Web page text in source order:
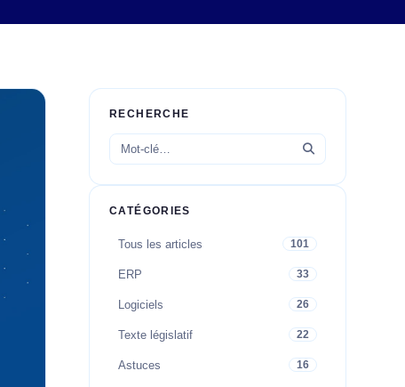
RECHERCHE
CATÉGORIES
Tous les articles 101
ERP 33
Logiciels 26
Texte législatif 22
Astuces 16